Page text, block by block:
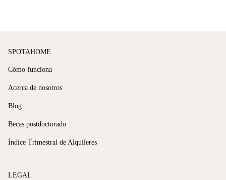
SPOTAHOME
Cómo funciona
Acerca de nosotros
Blog
Becas postdoctorado
Índice Trimestral de Alquileres
LEGAL